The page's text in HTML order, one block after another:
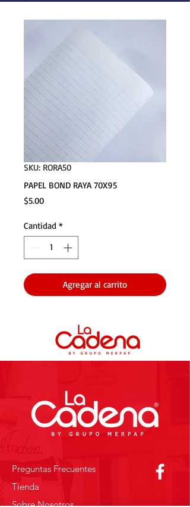
SKU: RORA50
PAPEL BOND RAYA 70X95
$5.00Precio
Cantidad *
Agregar al carrito
Preguntas Frecuentes
Tienda
Sobre Nosotros